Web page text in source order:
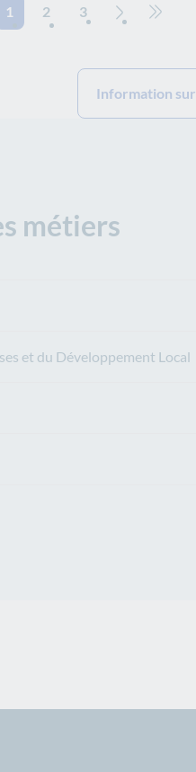
1 2
3
Information
métiers
et du Développement Local